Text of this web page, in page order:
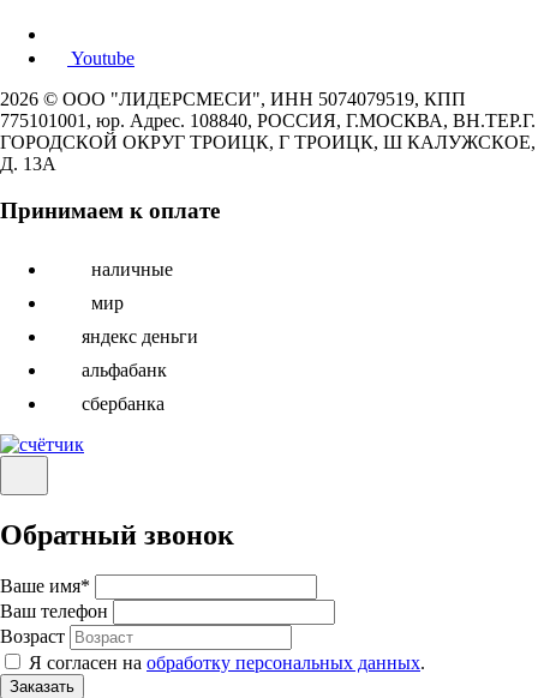
Youtube
2026 © ООО "ЛИДЕРСМЕСИ", ИНН 5074079519, КПП
775101001, юр. Адрес. 108840, РОССИЯ, Г.МОСКВА, ВН.ТЕР.Г.
ГОРОДСКОЙ ОКРУГ ТРОИЦК, Г ТРОИЦК, Ш КАЛУЖСКОЕ,
Д. 13А
Принимаем к оплате
наличные
мир
яндекс деньги
альфабанк
сбербанка
Обратный звонок
Ваше имя*
Ваш телефон
Возраст
Я согласен на обработку персональных данных.